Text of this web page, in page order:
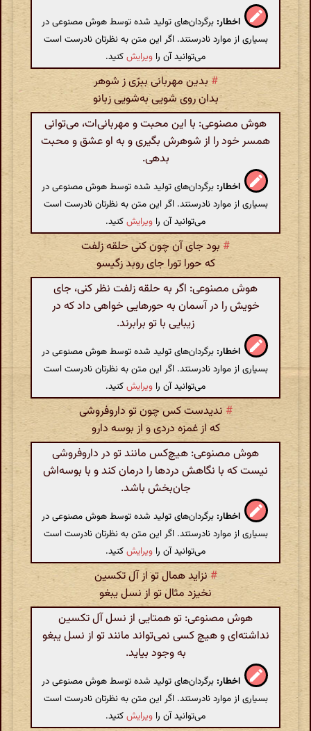
اخطار: برگردان‌های تولید شده توسط هوش مصنوعی در
بسیاری از موارد نادرستند. اگر این متن به نظرتان نادرست است
می‌توانید آن را ویرایشکنید.
# بدین مهربانی ببرّی ز شوهر
بدان روی شویی به‌شویی زبانو
هوش مصنوعی: با این محبت و مهربانی‌ات، می‌توانی
همسر خود را از شوهرش بگیری و به او عشق و محبت
بدهی.
اخطار: برگردان‌های تولید شده توسط هوش مصنوعی در
بسیاری از موارد نادرستند. اگر این متن به نظرتان نادرست است
می‌توانید آن را ویرایشکنید.
# بود جای آن چون‌ کنی حلقه زلفت
که حورا تورا جای روبد زگیسو
هوش مصنوعی: اگر به حلقه زلفت نظر کنی، جای
خویش را در آسمان به حورهایی خواهی داد که در
زیبایی با تو برابرند.
اخطار: برگردان‌های تولید شده توسط هوش مصنوعی در
بسیاری از موارد نادرستند. اگر این متن به نظرتان نادرست است
می‌توانید آن را ویرایشکنید.
# ندیدست کس چون تو داروفروشی
که از غمزه دردی و از بوسه دارو
هوش مصنوعی: هیچ‌کس مانند تو در داروفروشی
نیست که با نگاهش دردها را درمان کند و با بوسه‌اش
جان‌بخش باشد.
اخطار: برگردان‌های تولید شده توسط هوش مصنوعی در
بسیاری از موارد نادرستند. اگر این متن به نظرتان نادرست است
می‌توانید آن را ویرایشکنید.
#نزاید همال تو از آل تکسین
نخیزد مثال تو از نسل یبغو
هوش مصنوعی: تو همتایی از نسل آل تکسین
نداشته‌ای و هیچ کسی نمی‌تواند مانند تو از نسل یبغو
به وجود بیاید.
اخطار: برگردان‌های تولید شده توسط هوش مصنوعی در
بسیاری از موارد نادرستند. اگر این متن به نظرتان نادرست است
می‌توانید آن را ویرایشکنید.